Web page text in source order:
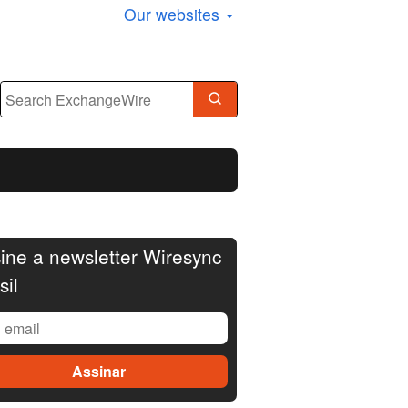
Our websites
a newsletter Wiresync